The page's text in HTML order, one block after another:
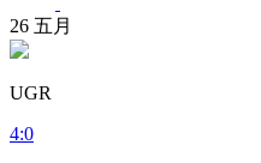
26 五月
UGR
4:0